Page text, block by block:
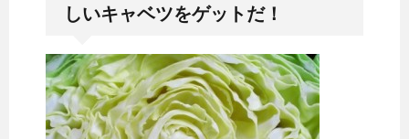
しいキャベツをゲットだ！